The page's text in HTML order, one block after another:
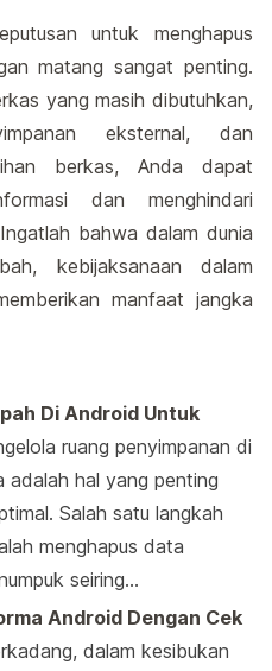
untuk menghapus
matang sangat penting.
yang masih dibutuhkan,
eksternal, dan
berkas, Anda dapat
dan menghindari
bahwa dalam dunia
kebijaksanaan dalam
manfaat jangka
Di Android Untuk
ruang penyimpanan di
adalah hal yang penting
Salah satu langkah
menghapus data
seiring…
Android Dengan Cek
dalam kesibukan